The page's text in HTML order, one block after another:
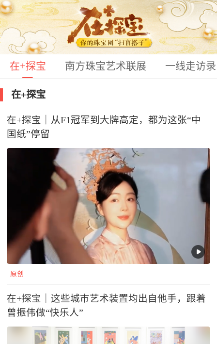
在+探宝 南方珠宝艺术联展 一线走访
在+探宝
在+探宝｜从F1冠军到大牌高定，都为这张“中
国纸”停留
原创
在+探宝｜这些城市艺术装置均出自他手，跟着
曾振伟做“快乐人”